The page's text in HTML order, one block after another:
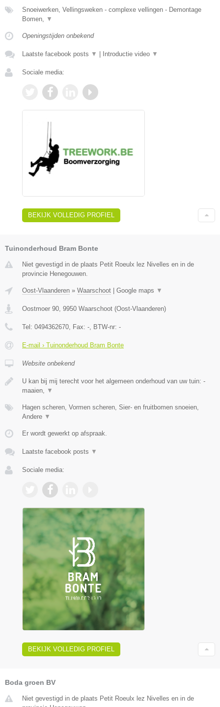
Snoeiwerken, Vellingsweken - complexe vellingen - Demontage
Bomen,
▼
Openingstijden onbekend
Laatste facebook posts ▼ Introductie video ▼
Sociale media:
BEKIJK VOLLEDIG PROFIEL
Tuinonderhoud Bram Bonte
Niet gevestigd in de plaats Petit Roeulx lez Nivelles en in de
provincie Henegouwen.
Oost-Vlaanderen » Waarschoot Google maps ▼
Oostmoer 90, 9950 Waarschoot (Oost-Vlaanderen)
Tel: 0494362670, Fax: -, BTW-nr: -
E-mail › Tuinonderhoud Bram Bonte
Website onbekend
U kan bij mij terecht voor het algemeen onderhoud van uw tuin: -
maaien, ▼
Hagen scheren, Vormen scheren, Sier- en fruitbomen snoeien,
Andere ▼
Er wordt gewerkt op afspraak.
Laatste facebook posts ▼
Sociale media:
BEKIJK VOLLEDIG PROFIEL
Boda groen BV
Niet gevestigd in de plaats Petit Roeulx lez Nivelles en in de